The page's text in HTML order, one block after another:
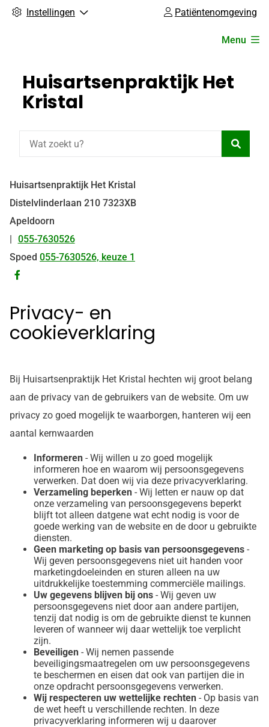
Instellingen Patiëntenomgeving
Menu
Huisartsenpraktijk Het
Kristal
Huisartsenpraktijk Het Kristal
Distelvlinderlaan 210 7323XB
Apeldoorn
Tel:
055-7630526
Spoed 055-7630526, keuze 1
facebook
pagina
Privacy- en
cookieverklaring
Bij Huisartsenpraktijk Het Kristal hechten wij groot belang
aan de privacy van de gebruikers van de website. Om uw
privacy zo goed mogelijk te waarborgen, hanteren wij een
aantal kernwaarden
Informeren - Wij willen u zo goed mogelijk
informeren hoe en waarom wij persoonsgegevens
verwerken. Dat doen wij via deze privacyverklaring.
Verzameling beperken - Wij letten er nauw op dat
onze verzameling van persoonsgegevens beperkt
blijft tot alleen datgene wat echt nodig is voor de
goede werking van de website en de door u gebruikte
diensten.
Geen marketing op basis van persoonsgegevens -
Wij geven persoonsgegevens niet uit handen voor
marketingdoeleinden en sturen alleen na uw
uitdrukkelijke toestemming commerciële mailings.
Uw gegevens blijven bij ons - Wij geven uw
persoonsgegevens niet door aan andere partijen,
tenzij dat nodig is om de gebruikte dienst te kunnen
leveren of wanneer wij daar wettelijk toe verplicht
zijn.
Beveiligen - Wij nemen passende
beveiligingsmaatregelen om uw persoonsgegevens
te beschermen en eisen dat ook van partijen die in
onze opdracht persoonsgegevens verwerken.
Wij respecteren uw wettelijke rechten - Op basis van
de wet heeft u verschillende rechten. In deze
privacyverklaring informeren wij u daarover